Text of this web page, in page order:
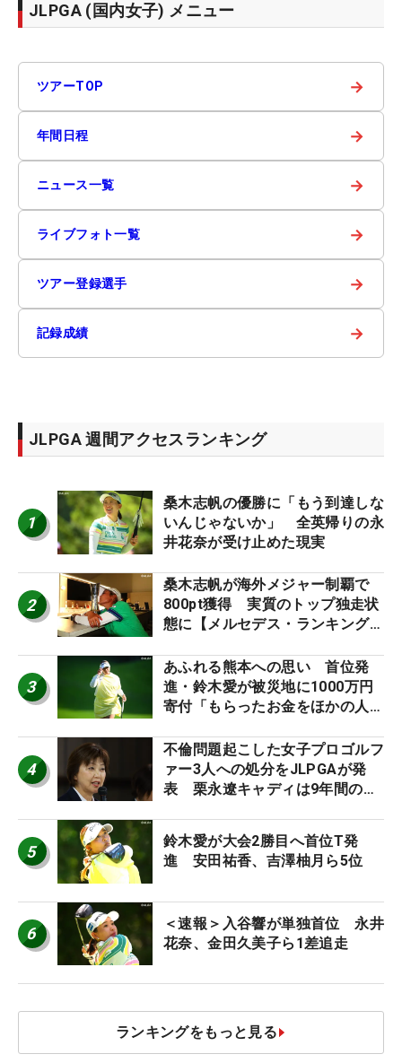
JLPGA (国内女子) メニュー
ツアーTOP →
年間日程 →
ニュース一覧 →
ライブフォト一覧 →
ツアー登録選手 →
記録成績 →
JLPGA 週間アクセスランキング
1
桑木志帆の優勝に「もう到達しな
いんじゃないか」 全英帰りの永
井花奈が受け止めた現実
2
桑木志帆が海外メジャー制覇で
800pt獲得 実質のトップ独走状
態に【メルセデス・ランキング番
3
あふれる熊本への思い 首位発
進・鈴木愛が被災地に1000万円
寄付「もらったお金をほかの人
4
不倫問題起こした女子プロゴルフ
ァー3人への処分をJLPGAが発
表 栗永遼キャディは9年間の立
5
鈴木愛が大会2勝目へ首位T発
進 安田祐香、吉澤柚月ら5位
6
＜速報＞入谷響が単独首位 永井
花奈、金田久美子ら1差追走
ランキングをもっと見る